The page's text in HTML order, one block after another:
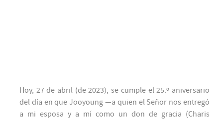
Hoy, 27 de abril (de 2023), se cumple el 25.º aniversario
del día en que Jooyoung —a quien el Señor nos entregó
a mi esposa y a mí como un don de gracia (Charis